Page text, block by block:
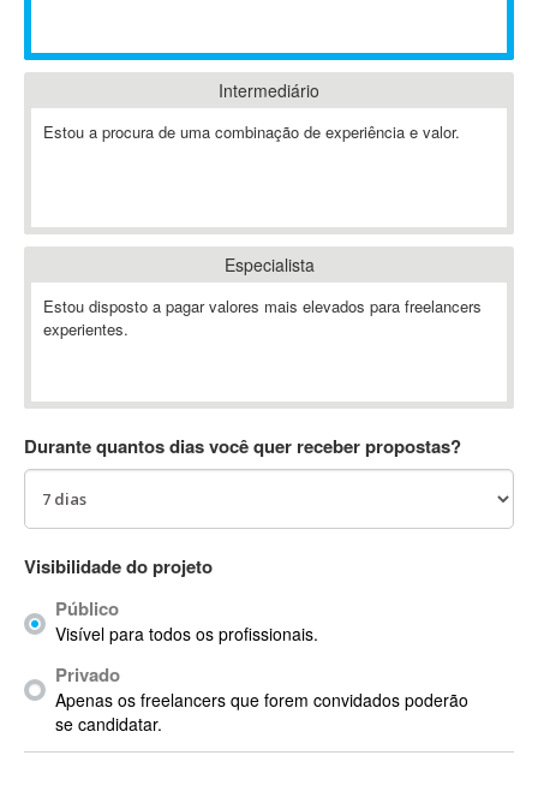
ABIS
Ableton
Ableton Live
Abstract Window Toolkit (AWT)
AC Drives
AC3
ACID Pro
ACPI
ACT
Actian
Actimize
ActionScript
ActionScript 3
Intermediário
Estou a procura de uma combinação de experiência e valor.
Especialista
Estou disposto a pagar valores mais elevados para freelancers
experientes.
Durante quantos dias você quer receber propostas?
Visibilidade do projeto
Público
Visível para todos os profissionais.
Privado
Apenas os freelancers que forem convidados poderão
se candidatar.